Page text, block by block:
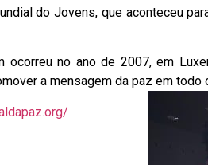
do Jovens, que aconteceu
ocorreu no ano de 2007, em
a mensagem da paz em todo